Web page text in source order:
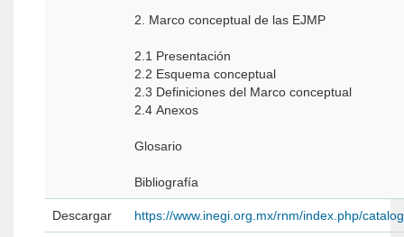
2. Marco conceptual de las EJMP
2.1 Presentación
2.2 Esquema conceptual
2.3 Definiciones del Marco conceptual
2.4 Anexos
Glosario
Bibliografía
Descargar https://www.inegi.org.mx/rnm/index.php/